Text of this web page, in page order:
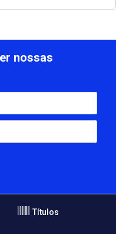
nossas
Títulos